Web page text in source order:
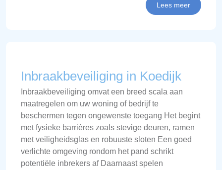
Lees meer
Inbraakbeveiliging in Koedijk
Inbraakbeveiliging omvat een breed scala aan
maatregelen om uw woning of bedrijf te
beschermen tegen ongewenste toegang Het begint
met fysieke barrières zoals stevige deuren, ramen
met veiligheidsglas en robuuste sloten Een goed
verlichte omgeving rondom het pand schrikt
potentiële inbrekers af Daarnaast spelen